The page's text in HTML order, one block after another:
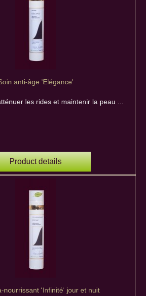
anti-âge 'Elégance'
les rides et maintenir la peau ...
Product details
nourrissant 'Infinité' jour et nuit